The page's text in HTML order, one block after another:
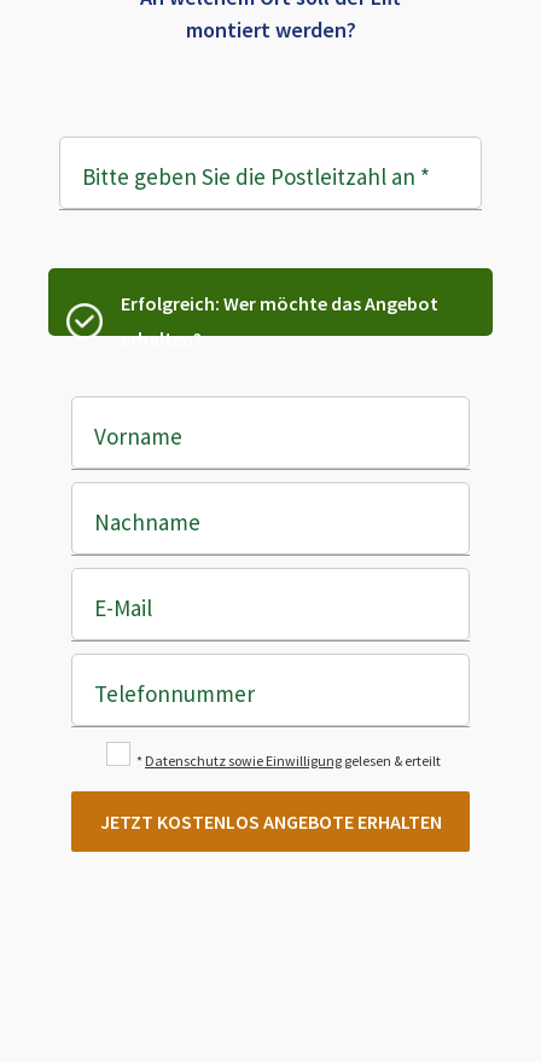
montiert werden?
Bitte geben Sie die Postleitzahl an *
Erfolgreich: Wer möchte das Angebot
erhalten?
Vorname
Nachname
E-Mail
Telefonnummer
* Datenschutz sowie Einwilligung gelesen & erteilt
JETZT KOSTENLOS ANGEBOTE ERHALTEN